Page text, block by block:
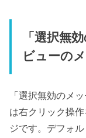
「選択無
ビューの
「選択無効のメ
は右クリック操
ジです。デフォ